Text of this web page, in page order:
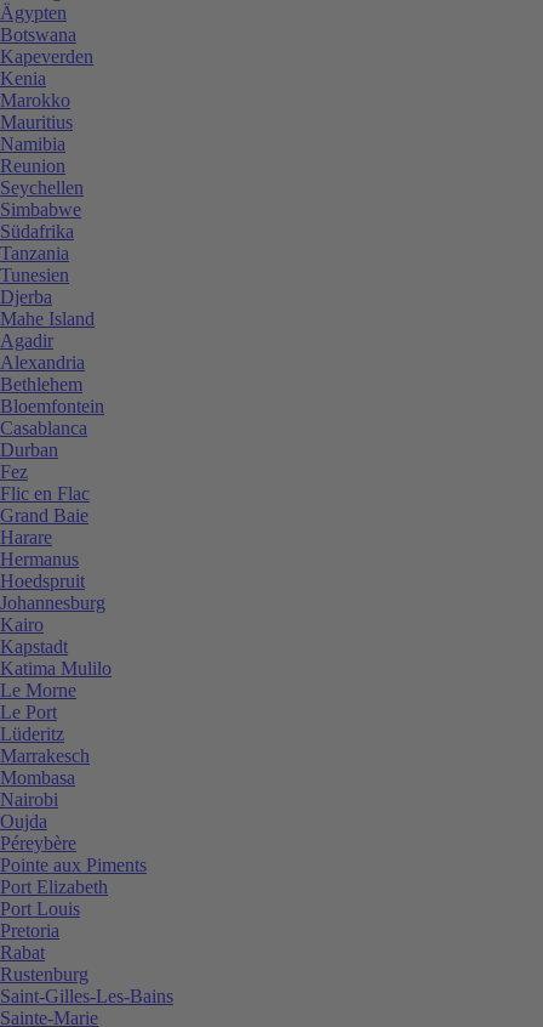
Ägypten
Botswana
Kapeverden
Kenia
Marokko
Mauritius
Namibia
Reunion
Seychellen
Simbabwe
Südafrika
Tanzania
Tunesien
Djerba
Mahe Island
Agadir
Alexandria
Bethlehem
Bloemfontein
Casablanca
Durban
Fez
Flic en Flac
Grand Baie
Harare
Hermanus
Hoedspruit
Johannesburg
Kairo
Kapstadt
Katima Mulilo
Le Morne
Le Port
Lüderitz
Marrakesch
Mombasa
Nairobi
Oujda
Péreybère
Pointe aux Piments
Port Elizabeth
Port Louis
Pretoria
Rabat
Rustenburg
Saint-Gilles-Les-Bains
Sainte-Marie